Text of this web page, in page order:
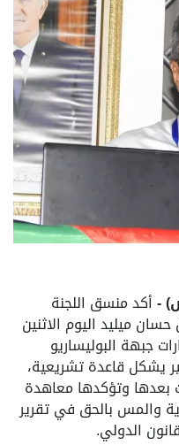
أكد منسق اللجنة
ميليد اليوم الاثنين
جبهة البوليساريو
يشكل قاعدة تشريعية،
بعدها وتؤكدها معاهدة
والمس بالحق في تقرير
الدولي.